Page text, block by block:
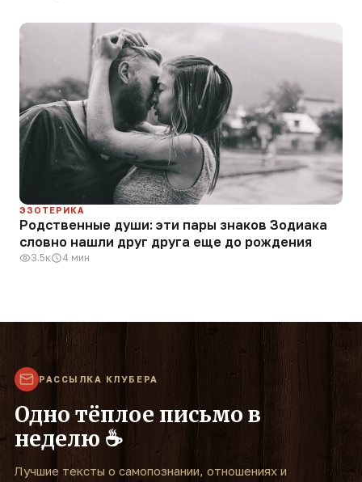
ЭЗОТЕРИКА
Родственные души: эти пары знаков Зодиака
словно нашли друг друга еще до рождения
3.5к 4 мин
РАССЫЛКА КЛУБЕРА
Одно тёплое письмо в
неделю ☕
Лучшие тексты о самопознании, отношениях и